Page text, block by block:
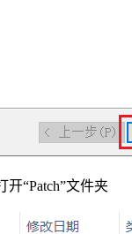
“Patch”文件夹